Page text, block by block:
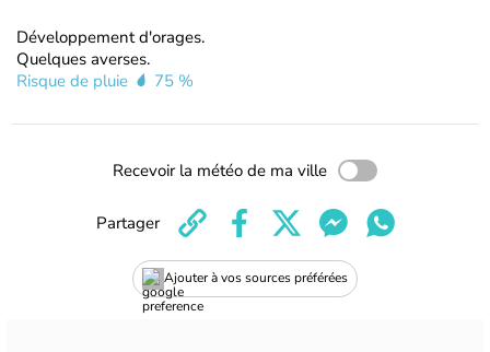
Développement d'orages.
Quelques averses.
Risque de pluie
75 %
Recevoir la météo de ma ville
Ajouter à vos sources préférées
Partager